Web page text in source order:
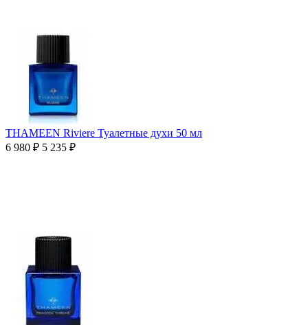
THAMEEN Riviere Туалетные духи 50 мл
6 980 ₽ 5 235 ₽